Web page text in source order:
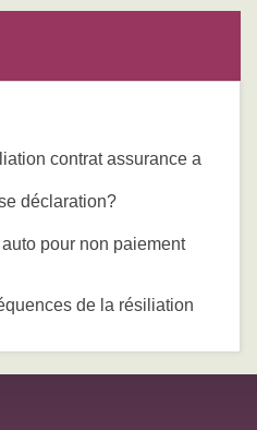
contrat assurance a
déclaration?
pour non paiement
de la résiliation